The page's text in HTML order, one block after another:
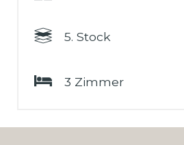
5. Stock
3 Zimmer